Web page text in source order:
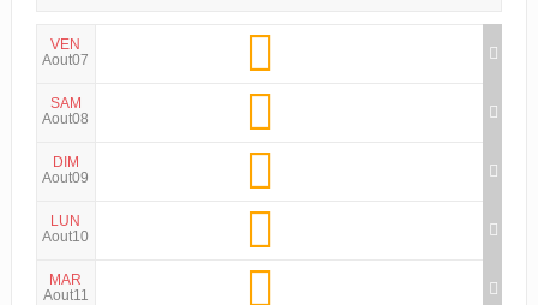
VEN
Aout07
SAM
Aout08
DIM
Aout09
LUN
Aout10
MAR
Aout11